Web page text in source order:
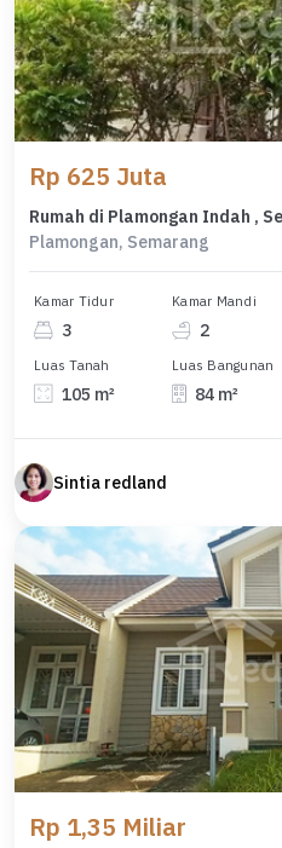
Rp 625 Juta
Rumah di Plamongan Indah ,
Plamongan, Semarang
Kamar Tidur
3
Kamar Mandi
2
Luas Tanah
105 m²
Luas Bangunan
84 m²
Sintia redland
Rp 1,35 Miliar